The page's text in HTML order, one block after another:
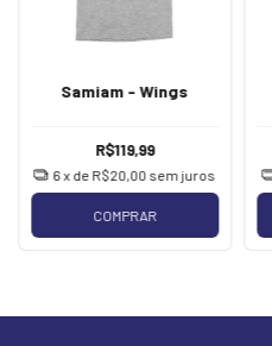
Samiam - Wings
R$119,99
6x de R$20,00 sem juros
COMPRAR